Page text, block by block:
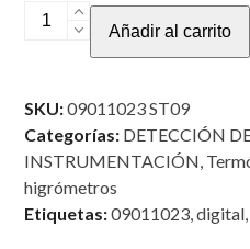
TERMÓMETRO
DIGITAL
Añadir al carrito
SKU:09011023 ST09
Categorías: DETECCIÓN
INSTRUMENTACIÓN,
higrómetros
Etiquetas:09011023,digital